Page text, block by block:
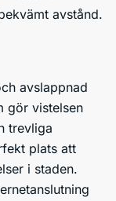
avstånd.
avslappnad
gör vistelsen
trevliga
plats att
i staden.